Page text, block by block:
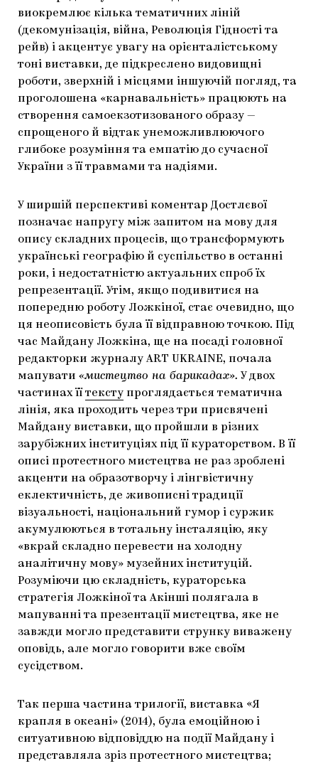
виокремлює кілька тематичних ліній
(декомунізація, війна, Революція Гідності та
рейв) і акцентує увагу на орієнталістському
тоні виставки, де підкреслено видовищні
роботи, зверхній і місцями іншуючій погляд, та
проголошена «карнавальність» працюють на
створення самоекзотизованого образу —
спрощеного й відтак унеможливлюючого
глибоке розуміння та емпатію до сучасної
України з її травмами та надіями.
У ширшій перспективі коментар Достлєвої
позначає напругу між запитом на мову для
опису складних процесів, що трансформують
українські географію й суспільство в останні
роки, і недостатністю актуальних спроб їх
репрезентації. Утім, якщо подивитися на
попередню роботу Ложкіної, стає очевидно, що
ця неописовість була її відправною точкою. Під
час Майдану Ложкіна, ще на посаді головної
редакторки журналу ART UKRAINE, почала
мапувати «мистецтво на барикадах». У двох
частинах її тексту проглядається тематична
лінія, яка проходить через три присвячені
Майдану виставки, що пройшли в різних
зарубіжних інституціях під її кураторством. В її
описі протестного мистецтва не раз зроблені
акценти на образотворчу і лінгвістичну
еклектичність, де живописні традиції
візуальності, національний гумор і суржик
акумулюються в тотальну інсталяцію, яку
«вкрай складно перевести на холодну
аналітичну мову» музейних інституцій.
Розуміючи цю складність, кураторська
стратегія Ложкіної та Акінші полягала в
мапуванні та презентації мистецтва, яке не
завжди могло представити струнку виважену
оповідь, але могло говорити вже своїм
сусідством.
Так перша частина трилогії, виставка «Я
крапля в океані» (2014), була емоційною і
ситуативною відповіддю на події Майдану і
представляла зріз протестного мистецтва;